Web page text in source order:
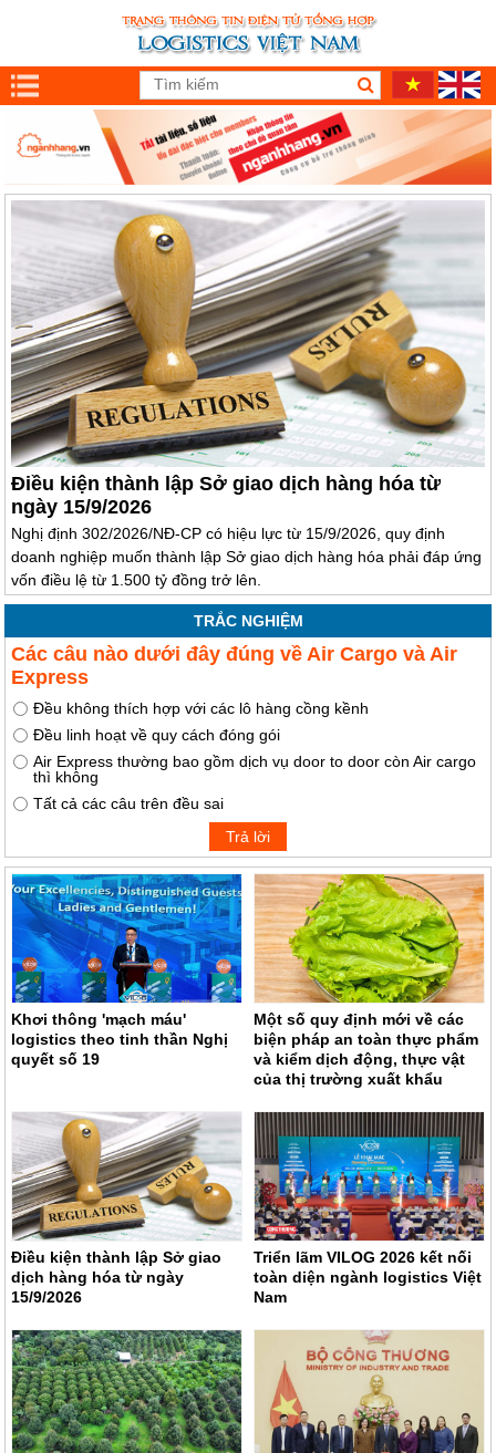
Điều kiện thành lập Sở giao dịch hàng hóa từ
ngày 15/9/2026
Nghị định 302/2026/NĐ-CP có hiệu lực từ 15/9/2026, quy định
doanh nghiệp muốn thành lập Sở giao dịch hàng hóa phải đáp ứng
vốn điều lệ từ 1.500 tỷ đồng trở lên.
TRẮC NGHIỆM
Các câu nào dưới đây đúng về Air Cargo và Air
Express
Đều không thích hợp với các lô hàng cồng kềnh
Đều linh hoạt về quy cách đóng gói
Air Express thường bao gồm dịch vụ door to door còn Air cargo
thì không
Tất cả các câu trên đều sai
Trả lời
Khơi thông 'mạch máu'
logistics theo tinh thần Nghị
quyết số 19
Một số quy định mới về các
biện pháp an toàn thực phẩm
và kiểm dịch động, thực vật
của thị trường xuất khẩu
Điều kiện thành lập Sở giao
dịch hàng hóa từ ngày
15/9/2026
Triển lãm VILOG 2026 kết nối
toàn diện ngành logistics Việt
Nam